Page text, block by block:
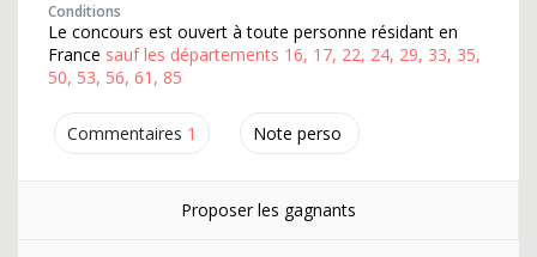
Commentaires 1 Note perso
Conditions
Le concours est ouvert à toute personne résidant en
France sauf les départements 16, 17, 22, 24, 29, 33, 35,
50, 53, 56, 61, 85
Proposer les gagnants